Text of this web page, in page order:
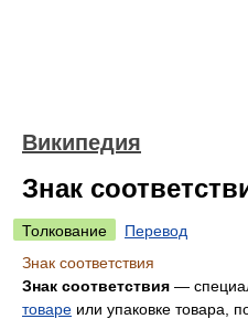
Википедия
Знак
Толкование
Перевод
Знак соответствия
Знак соответствия —
товаре или упаковке товара,